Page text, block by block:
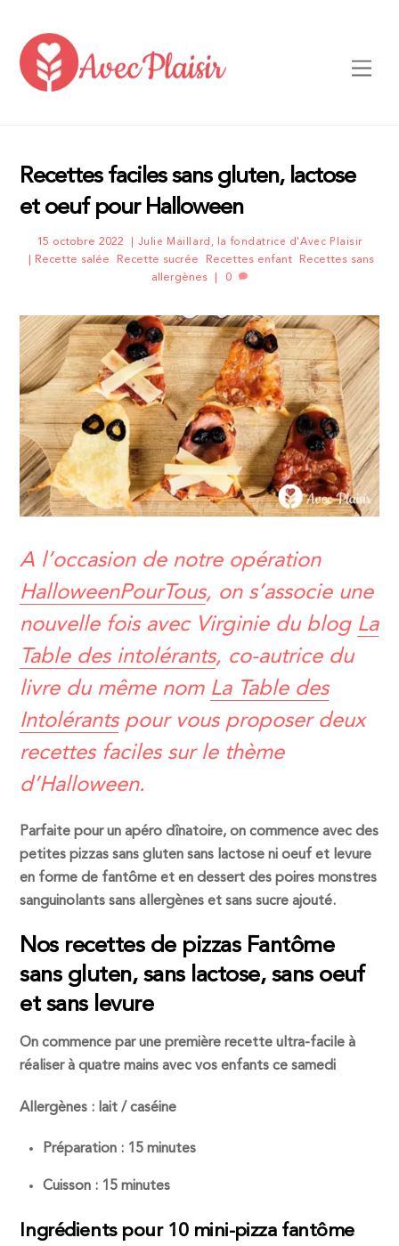
content
Recettes faciles sans gluten, lactose
et oeuf pour Halloween
15 octobre 2022 Julie Maillard, la fondatrice d'Avec Plaisir
Recette salée Recette sucrée Recettes enfant
Recettes sans
allergènes
0
A l’occasion de notre opération
HalloweenPourTous, on s’associe une
nouvelle fois avec Virginie du blog La
Table des intolérants, co-autrice du
livre du même nom La Table des
Intolérantspour vous proposer deux
recettes faciles sur le thème
d’Halloween.
Parfaite pour un apéro dînatoire, on commence avec des
petites pizzas sans gluten sans lactose ni oeuf et levure
en forme de fantôme et en dessert des poires monstres
sanguinolants sans allergènes et sans sucre ajouté.
Nos recettes de pizzas Fantôme
sans gluten, sans lactose, sans oeuf
et sans levure
On commence par une première recette ultra-facile à
réaliser à quatre mains avec vos enfants ce samedi
Allergènes : lait / caséine
Préparation : 15 minutes
Cuisson : 15 minutes
Ingrédients pour 10 mini-pizza fantôme